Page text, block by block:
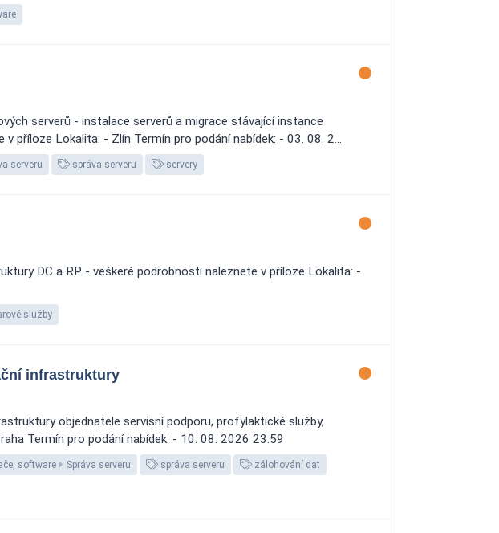
serverů - instalace serverů a migrace stávající instance
příloze Lokalita: - Zlín Termín pro podání nabídek: - 03. 08. 2...
serveru správa serveru servery
DC a RP - veškeré podrobnosti naleznete v příloze Lokalita: -
služby
infrastruktury
objednatele servisní podporu, profylaktické služby,
Termín pro podání nabídek: - 10. 08. 2026 23:59
software Správa serveru správa serveru zálohování dat